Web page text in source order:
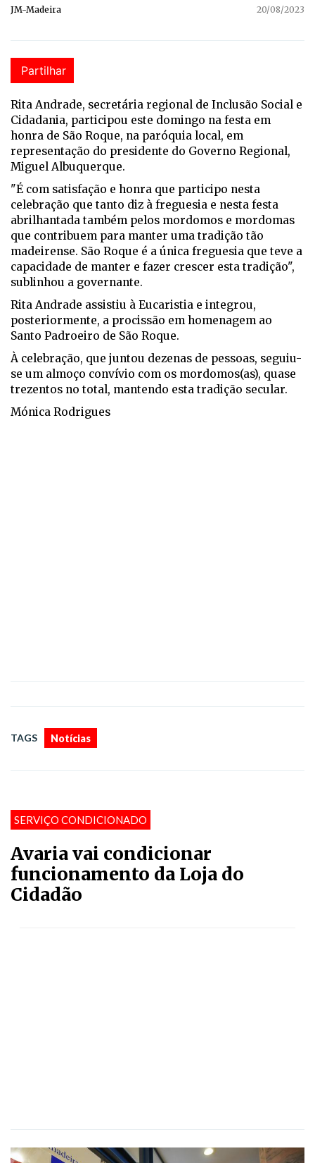
JM-Madeira 20/08/2023
Partilhar
Rita Andrade, secretária regional de Inclusão Social e
Cidadania, participou este domingo na festa em
honra de São Roque, na paróquia local, em
representação do presidente do Governo Regional,
Miguel Albuquerque.
"É com satisfação e honra que participo nesta
celebração que tanto diz à freguesia e nesta festa
abrilhantada também pelos mordomos e mordomas
que contribuem para manter uma tradição tão
madeirense. São Roque é a única freguesia que teve a
capacidade de manter e fazer crescer esta tradição",
sublinhou a governante.
Rita Andrade assistiu à Eucaristia e integrou,
posteriormente, a procissão em homenagem ao
Santo Padroeiro de São Roque.
À celebração, que juntou dezenas de pessoas, seguiu-
se um almoço convívio com os mordomos(as), quase
trezentos no total, mantendo esta tradição secular.
Mónica Rodrigues
TAGS Notícias
SERVIÇO CONDICIONADO
Avaria vai condicionar
funcionamento da Loja do
Cidadão